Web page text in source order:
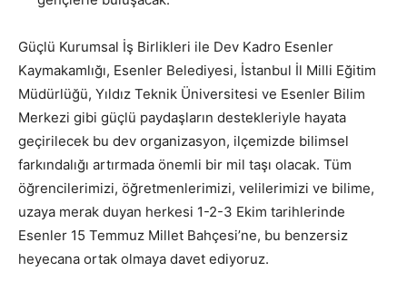
Güçlü Kurumsal İş Birlikleri ile Dev Kadro Esenler
Kaymakamlığı, Esenler Belediyesi, İstanbul İl Milli Eğitim
Müdürlüğü, Yıldız Teknik Üniversitesi ve Esenler Bilim
Merkezi gibi güçlü paydaşların destekleriyle hayata
geçirilecek bu dev organizasyon, ilçemizde bilimsel
farkındalığı artırmada önemli bir mil taşı olacak. Tüm
öğrencilerimizi, öğretmenlerimizi, velilerimizi ve bilime,
uzaya merak duyan herkesi 1-2-3 Ekim tarihlerinde
Esenler 15 Temmuz Millet Bahçesi’ne, bu benzersiz
heyecana ortak olmaya davet ediyoruz.